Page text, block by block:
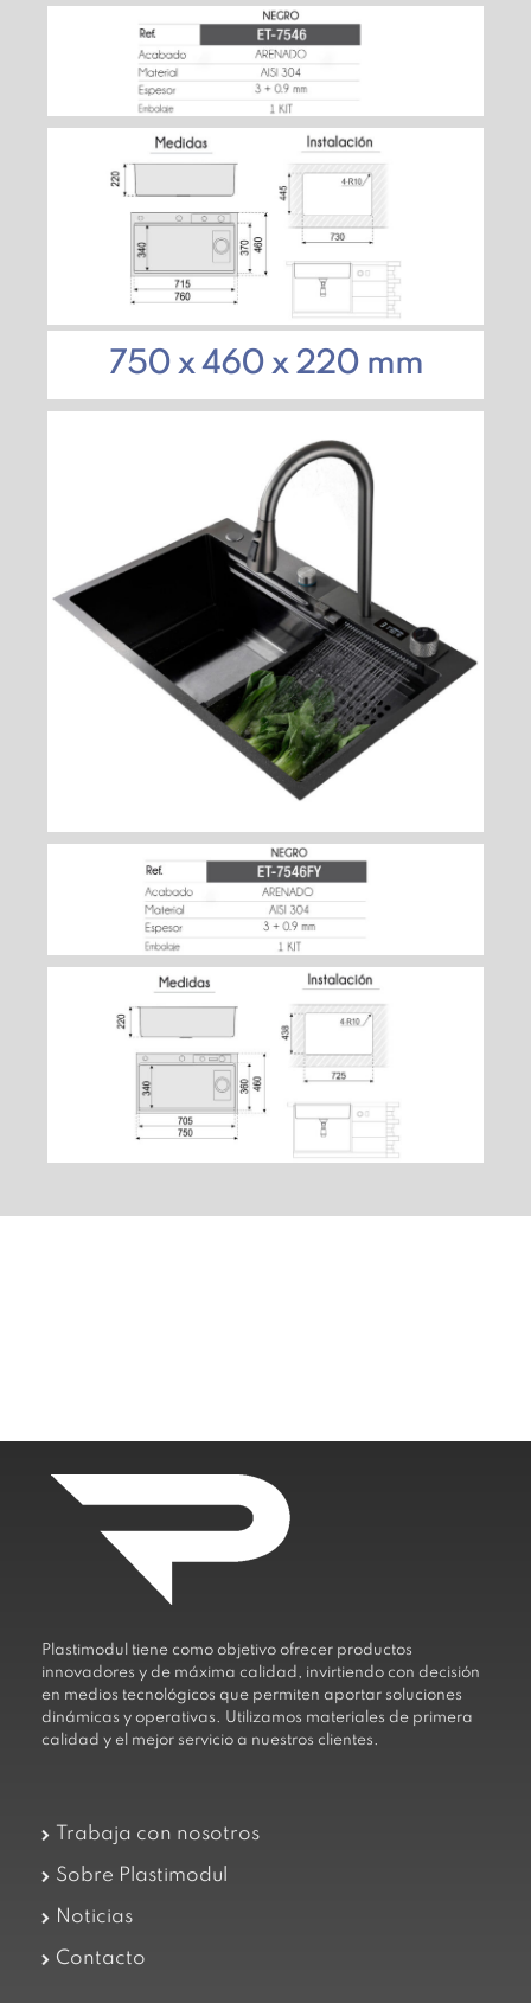
750 x 460 x 220 mm
Plastimodul tiene como objetivo ofrecer productos
innovadores y de máxima calidad, invirtiendo con decisión
en medios tecnológicos que permiten aportar soluciones
dinámicas y operativas. Utilizamos materiales de primera
calidad y el mejor servicio a nuestros clientes.
Trabaja con nosotros
Sobre Plastimodul
Noticias
Contacto